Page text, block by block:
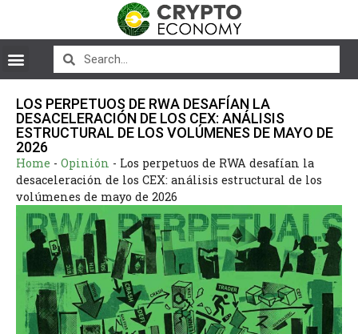
LOS PERPETUOS DE RWA DESAFÍAN LA
DESACELERACIÓN DE LOS CEX: ANÁLISIS
ESTRUCTURAL DE LOS VOLÚMENES DE MAYO DE
2026
Home - Opinión - Los perpetuos de RWA desafían la
desaceleración de los CEX: análisis estructural de los
volúmenes de mayo de 2026